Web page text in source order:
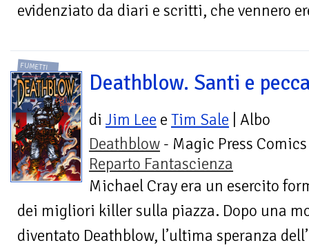
evidenziato da diari e scritti, che vennero
FUMETTI
Deathblow. Santi e
di Jim Lee e Tim Sale | Albo
Deathblow - Magic Press
Reparto Fantascienza
Michael Cray era un esercito
dei migliori killer sulla piazza. Dopo una
diventato Deathblow, l’ultima speranza